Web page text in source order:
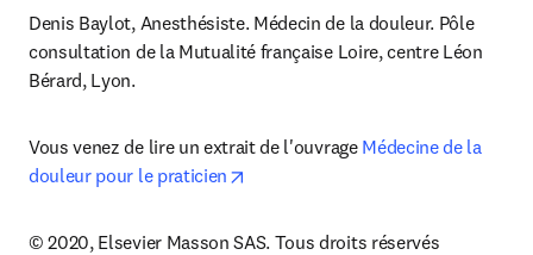
Denis Baylot, Anesthésiste. Médecin de la douleur. Pôle
consultation de la Mutualité française Loire, centre Léon
Bérard, Lyon.
Vous venez de lire un extrait de l'ouvrage Médecine de la
douleur pour le praticien
© 2020, Elsevier Masson SAS. Tous droits réservés